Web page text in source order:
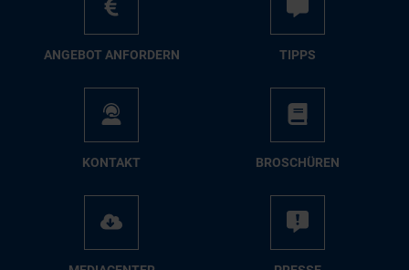
AN­GE­BOT AN­FOR­DERN TIPPS
KON­TAKT BRO­SCHÜ­REN